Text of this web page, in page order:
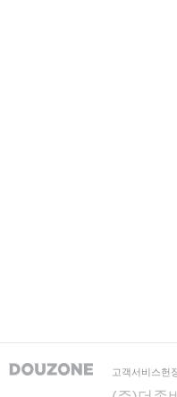
고객서비스헌